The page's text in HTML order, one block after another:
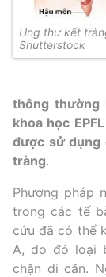
Ung thư kết
Shutterstock
thông thường
khoa học
được sử dụng
tràng.
Phương pháp
trong các tế
cứu đã có thể
A, do đó loại
chặn di căn.